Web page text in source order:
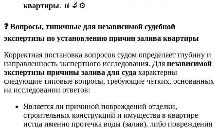
квартиры. 📊🔬⚙️
❓Вопросы, типичные для независимой судебной
экспертизы по установлению причин залива квартиры
Корректная постановка вопросов судом определяет глубину и
направленность экспертного исследования. Для независимой
экспертизы причины залива для суда характерны
следующие типовые вопросы, требующие чётких, основанных
на исследовании ответов:
Является ли причиной повреждений отделки,
строительных конструкций и имущества в квартире
истца именно протечка воды (залив), либо повреждения